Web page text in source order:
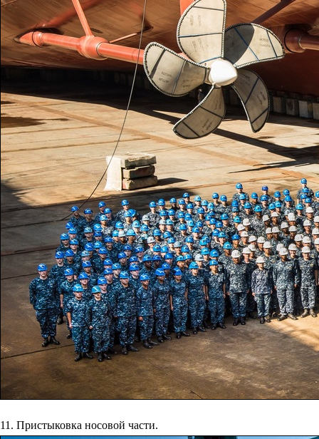
11. Пристыковка носовой части.